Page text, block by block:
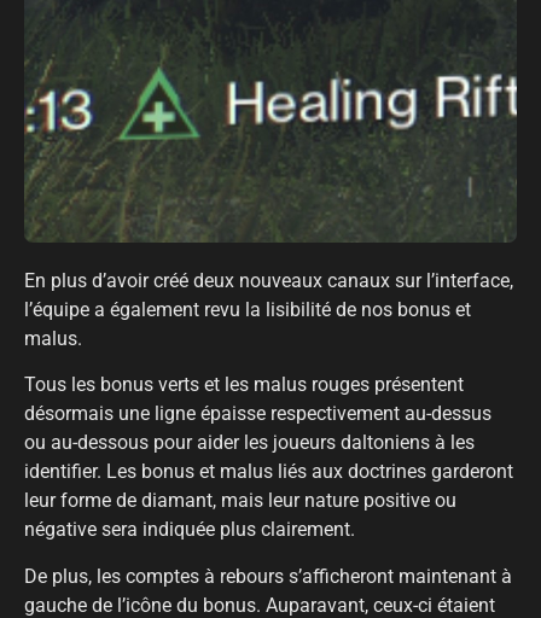
En plus d’avoir créé deux nouveaux canaux sur l’interface,
l’équipe a également revu la lisibilité de nos bonus et
malus.
Tous les bonus verts et les malus rouges présentent
désormais une ligne épaisse respectivement au-dessus
ou au-dessous pour aider les joueurs daltoniens à les
identifier. Les bonus et malus liés aux doctrines garderont
leur forme de diamant, mais leur nature positive ou
négative sera indiquée plus clairement.
De plus, les comptes à rebours s’afficheront maintenant à
gauche de l’icône du bonus. Auparavant, ceux-ci étaient